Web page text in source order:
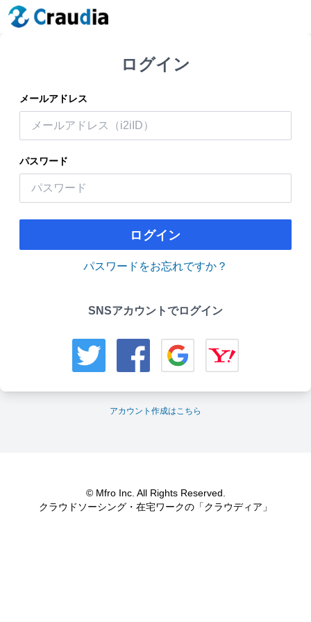
ログイン
メールアドレス
パスワード
ログイン
パスワードをお忘れですか？
SNSアカウントでログイン
アカウント作成はこちら
© Mfro Inc. All Rights Reserved.
クラウドソーシング・在宅ワークの「クラウディア」